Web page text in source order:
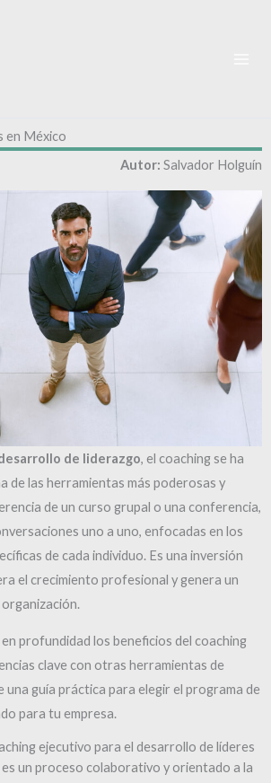
en México
Autor: Salvador Holguín
de liderazgo, el coaching se ha
de las herramientas más poderosas y
de un curso grupal o una conferencia,
uno a uno, enfocadas en los
de cada individuo. Es una inversión
el crecimiento profesional y genera un
profundidad los beneficios del coaching
clave con otras herramientas de
guía práctica para elegir el programa de
para tu empresa.
ejecutivo para el desarrollo de líderes
un proceso colaborativo y orientado a la